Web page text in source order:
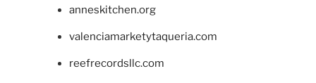
anneskitchen.org
valenciamarketytaqueria.com
reefrecordsllc.com